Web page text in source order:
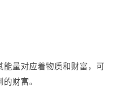
能量对应着物质和财富，可
财富。